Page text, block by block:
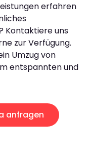
erfahren
Kontaktiere uns
zur Verfügung.
Umzug von
entspannten und
anfragen